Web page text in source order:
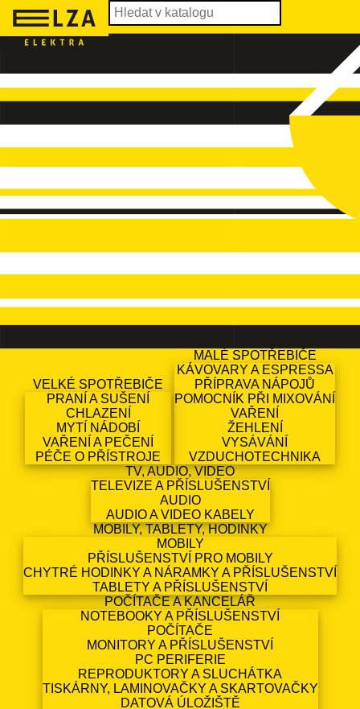
VELKÉ SPOTŘEBIČE
PRANÍ A SUŠENÍ
CHLAZENÍ
MYTÍ NÁDOBÍ
VAŘENÍ A PEČENÍ
PÉČE O PŘÍSTROJE
MALÉ SPOTŘEBIČE
KÁVOVARY A ESPRESSA
PŘÍPRAVA NÁPOJŮ
POMOCNÍK PŘI MIXOVÁNÍ
VAŘENÍ
ŽEHLENÍ
VYSÁVÁNÍ
VZDUCHOTECHNIKA
TV, AUDIO, VIDEO
TELEVIZE A PŘÍSLUŠENSTVÍ
AUDIO
AUDIO A VIDEO KABELY
MOBILY, TABLETY, HODINKY
MOBILY
PŘÍSLUŠENSTVÍ PRO MOBILY
CHYTRÉ HODINKY A NÁRAMKY A PŘÍSLUŠENSTVÍ
TABLETY A PŘÍSLUŠENSTVÍ
POČÍTAČE A KANCELÁŘ
NOTEBOOKY A PŘÍSLUŠENSTVÍ
POČÍTAČE
MONITORY A PŘÍSLUŠENSTVÍ
PC PERIFERIE
REPRODUKTORY A SLUCHÁTKA
TISKÁRNY, LAMINOVAČKY A SKARTOVAČKY
DATOVÁ ÚLOŽIŠTĚ